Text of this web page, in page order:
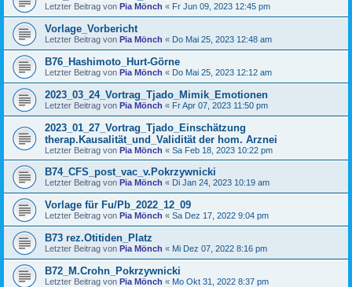
Letzter Beitrag von Pia Mönch « Fr Jun 09, 2023 12:45 pm
Vorlage_Vorbericht
Letzter Beitrag von Pia Mönch « Do Mai 25, 2023 12:48 am
B76_Hashimoto_Hurt-Görne
Letzter Beitrag von Pia Mönch « Do Mai 25, 2023 12:12 am
2023_03_24_Vortrag_Tjado_Mimik_Emotionen
Letzter Beitrag von Pia Mönch « Fr Apr 07, 2023 11:50 pm
2023_01_27_Vortrag_Tjado_Einschätzung
therap.Kausalität_und_Validität der hom. Arznei
Letzter Beitrag von Pia Mönch « Sa Feb 18, 2023 10:22 pm
B74_CFS_post_vac_v.Pokrzywnicki
Letzter Beitrag von Pia Mönch « Di Jan 24, 2023 10:19 am
Vorlage für Fu/Pb_2022_12_09
Letzter Beitrag von Pia Mönch « Sa Dez 17, 2022 9:04 pm
B73 rez.Otitiden_Platz
Letzter Beitrag von Pia Mönch « Mi Dez 07, 2022 8:16 pm
B72_M.Crohn_Pokrzywnicki
Letzter Beitrag von Pia Mönch « Mo Okt 31, 2022 8:37 pm